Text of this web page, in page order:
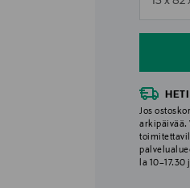
Jos
arkipäivää.
la